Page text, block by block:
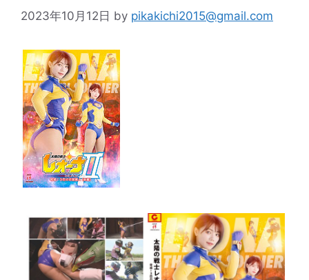
2023年10月12日 by pikakichi2015@gmail.com